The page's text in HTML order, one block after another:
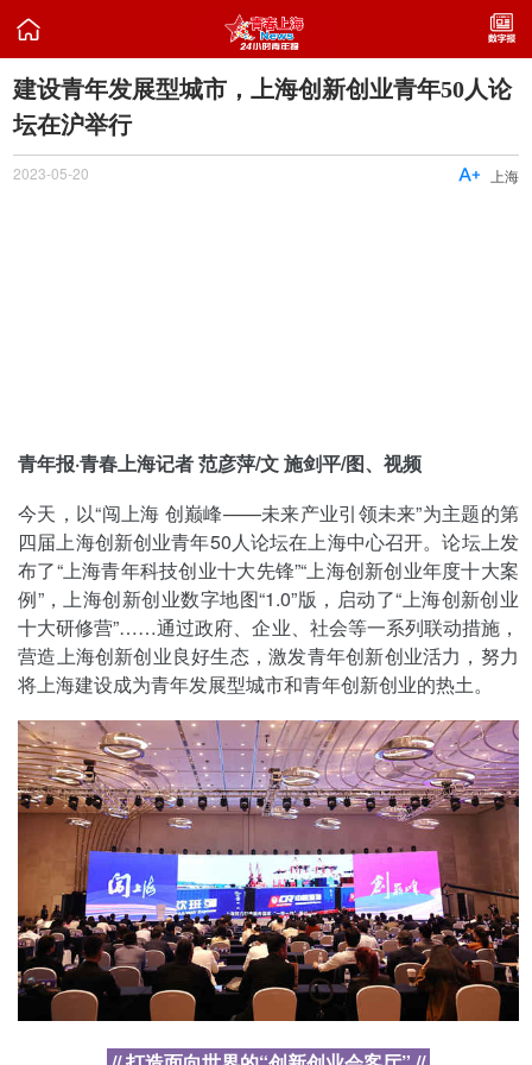

建设青年发展型城市，上海创新创业青年50人论
坛在沪举行
2023-05-20 上海

青年报·青春上海记者 范彦萍/文 施剑平/图、视频
今天，以“闯上海 创巅峰——未来产业引领未来”为主题的第
四届上海创新创业青年50人论坛在上海中心召开。论坛上发
布了“上海青年科技创业十大先锋”“上海创新创业年度十大案
例”，上海创新创业数字地图“1.0”版，启动了“上海创新创业
十大研修营”……通过政府、企业、社会等一系列联动措施，
营造上海创新创业良好生态，激发青年创新创业活力，努力
将上海建设成为青年发展型城市和青年创新创业的热土。